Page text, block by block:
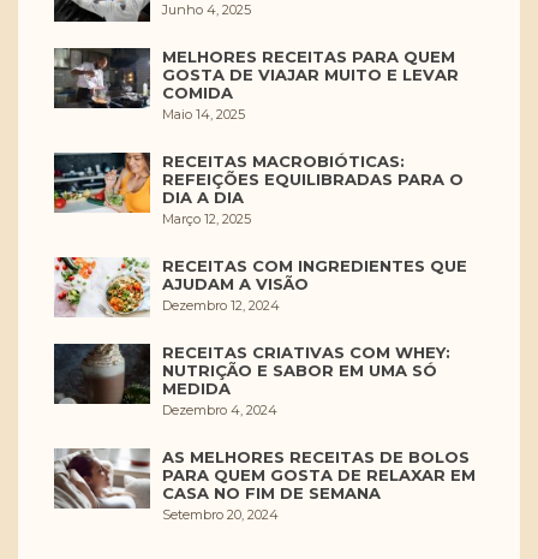
Junho 4, 2025
MELHORES RECEITAS PARA QUEM
GOSTA DE VIAJAR MUITO E LEVAR
COMIDA
Maio 14, 2025
RECEITAS MACROBIÓTICAS:
REFEIÇÕES EQUILIBRADAS PARA O
DIA A DIA
Março 12, 2025
RECEITAS COM INGREDIENTES QUE
AJUDAM A VISÃO
Dezembro 12, 2024
RECEITAS CRIATIVAS COM WHEY:
NUTRIÇÃO E SABOR EM UMA SÓ
MEDIDA
Dezembro 4, 2024
AS MELHORES RECEITAS DE BOLOS
PARA QUEM GOSTA DE RELAXAR EM
CASA NO FIM DE SEMANA
Setembro 20, 2024